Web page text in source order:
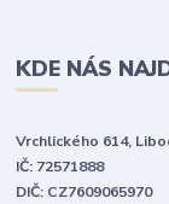
KDE NÁS
Vrchlického 614,
IČ: 72571888
DIČ: CZ7609065970